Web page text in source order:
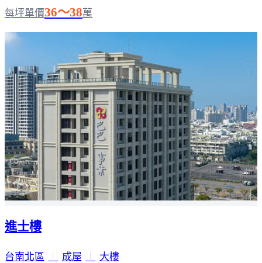
每坪單價36～38萬
進士樓
台南北區 成屋 大樓